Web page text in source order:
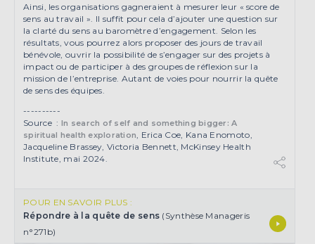
Ainsi, les organisations gagneraient à mesurer leur « score de
sens au travail ». Il suffit pour cela d’ajouter une question sur
la clarté du sens au baromètre d’engagement. Selon les
résultats, vous pourrez alors proposer des jours de travail
bénévole, ouvrir la possibilité de s’engager sur des projets à
impact ou de participer à des groupes de réflexion sur la
mission de l’entreprise. Autant de voies pour nourrir la quête
de sens des équipes.
----------
Source : In search of self and something bigger: A
spiritual health exploration
, Erica Coe, Kana Enomoto,
Jacqueline Brassey, Victoria Bennett, McKinsey Health
Institute, mai 2024.
POUR EN SAVOIR PLUS :
Répondre à la quête de sens (Synthèse Manageris
n°271b)